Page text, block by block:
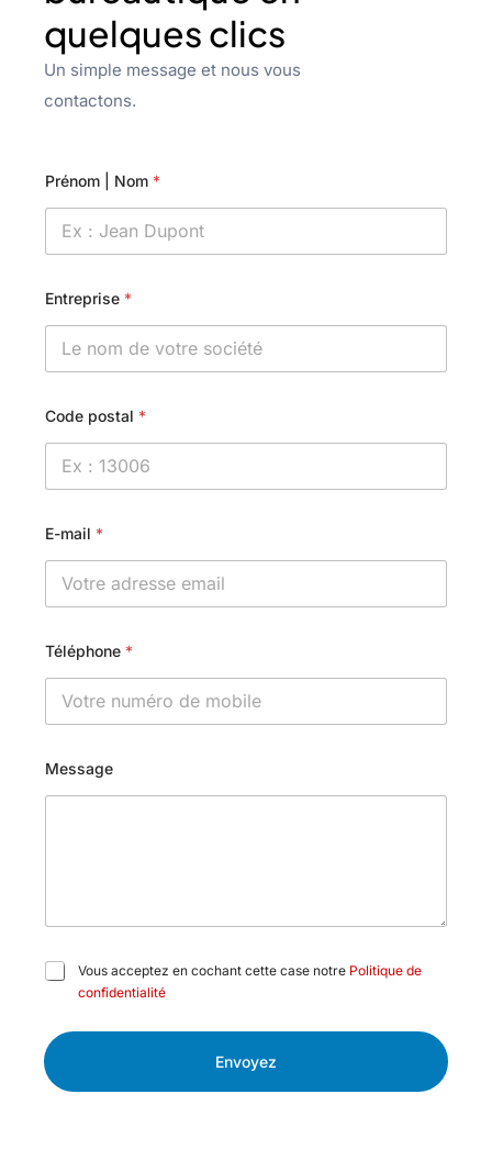
quelques clics
Un simple message et nous vous
contactons.
Prénom | Nom *
Entreprise *
Code postal *
E-mail *
Téléphone *
Message
C
s
à
Vous acceptez en cochant cette case notre Politique de
confidentialité
Envoyez